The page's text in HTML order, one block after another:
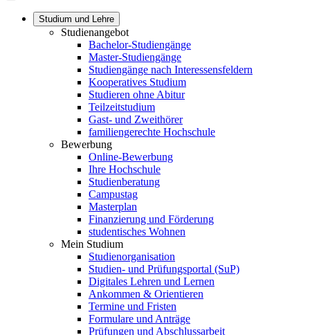
Studium und Lehre
Studienangebot
Bachelor-Studiengänge
Master-Studiengänge
Studiengänge nach Interessensfeldern
Kooperatives Studium
Studieren ohne Abitur
Teilzeitstudium
Gast- und Zweithörer
familiengerechte Hochschule
Bewerbung
Online-Bewerbung
Ihre Hochschule
Studienberatung
Campustag
Masterplan
Finanzierung und Förderung
studentisches Wohnen
Mein Studium
Studienorganisation
Studien- und Prüfungsportal (SuP)
Digitales Lehren und Lernen
Ankommen & Orientieren
Termine und Fristen
Formulare und Anträge
Prüfungen und Abschlussarbeit